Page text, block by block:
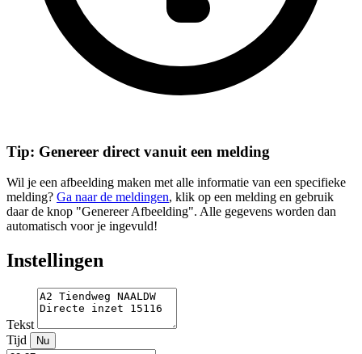
Tip: Genereer direct vanuit een melding
Wil je een afbeelding maken met alle informatie van een specifieke
melding? Ga naar de meldingen, klik op een melding en gebruik
daar de knop "Genereer Afbeelding". Alle gegevens worden dan
automatisch voor je ingevuld!
Instellingen
Tekst
Tijd
Nu